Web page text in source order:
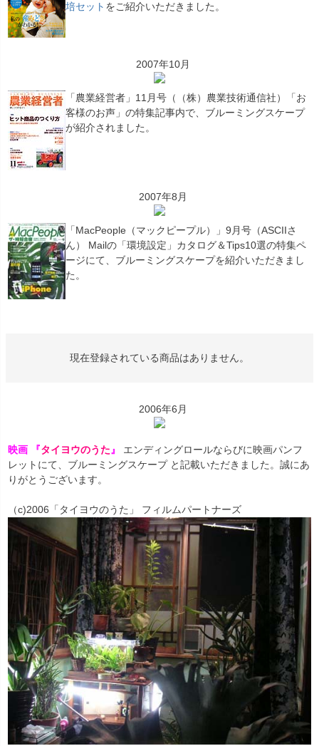
培セット をご紹介いただきました。
2007年10月
「農業経営者」11月号（（株）農業技術通信社）「お
客様のお声」の特集記事内で、ブルーミングスケープ
が紹介されました。
2007年8月
「MacPeople（マックピープル）」9月号（ASCIIさ
ん） Mailの「環境設定」カタログ＆Tips10選の特集ペ
ージにて、ブルーミングスケープを紹介いただきまし
た。
現在登録されている商品はありません。
2006年6月
映画 『タイヨウのうた 』
エンディングロールならびに映画パンフ
レットにて、ブルーミングスケープ と記載いただきました。誠にあ
りがとうございます。
（c)2006「タイヨウのうた」 フィルムパートナーズ